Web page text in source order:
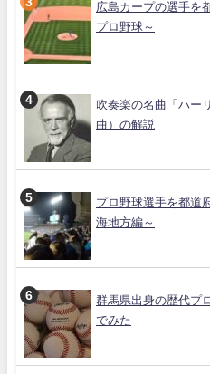
広島カープの選手を
プロ野球～
吹奏楽の名曲「ハー
曲）の解説
プロ野球選手を都道
海地方編～
群馬県出身の歴代プ
でみた